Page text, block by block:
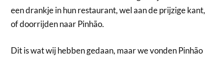
een drankje in hun restaurant, wel aan de prijzige kant,
of doorrijden naar Pinhão.
Dit is wat wij hebben gedaan, maar we vonden Pinhão